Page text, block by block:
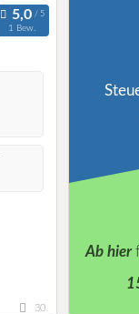
1 Bew.
30
Ab hier